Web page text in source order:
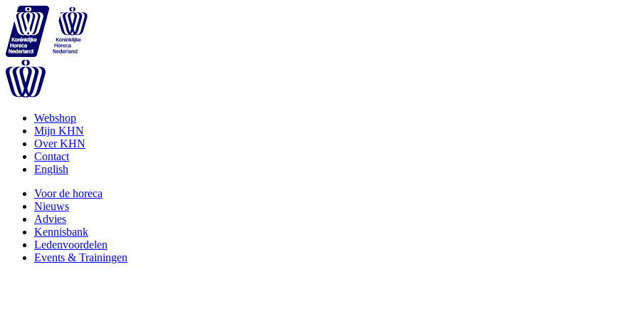
Webshop
Mijn KHN
Over KHN
Contact
English
Voor de horeca
Nieuws
Advies
Kennisbank
Ledenvoordelen
Events & Trainingen